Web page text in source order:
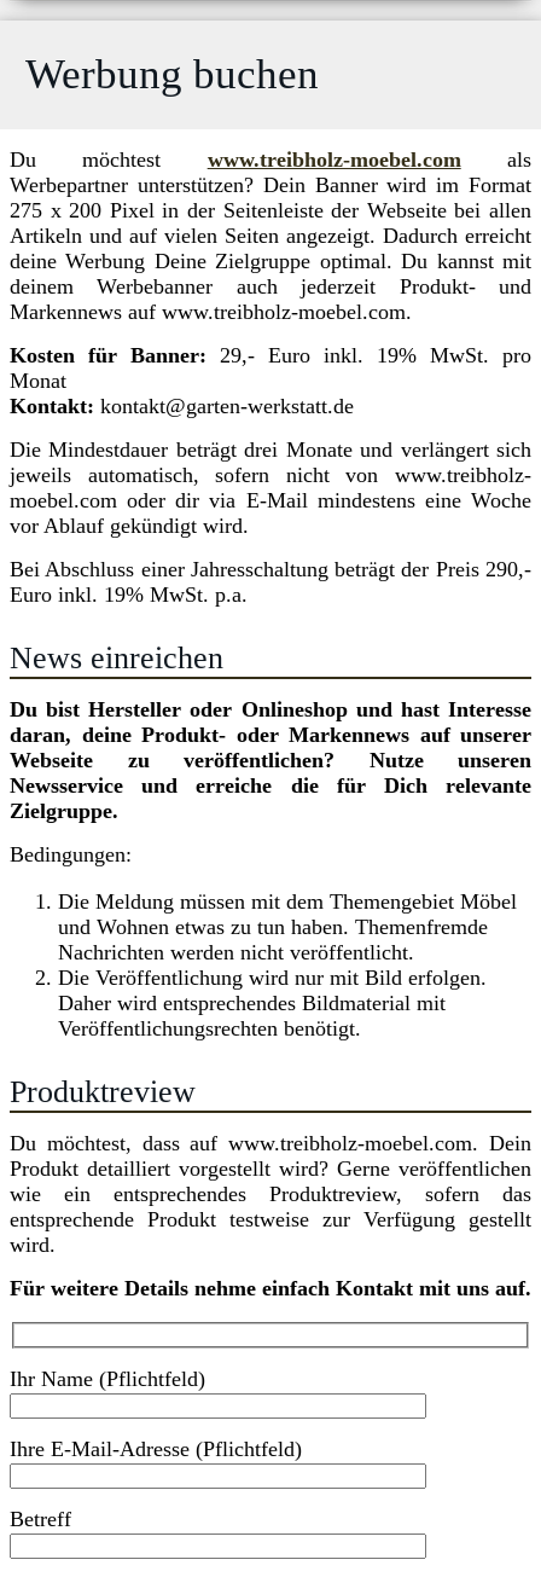
Werbung buchen
Du möchtest www.treibholz-moebel.comals
Werbepartner unterstützen? Dein Banner wird im Format
275 x 200 Pixel in der Seitenleiste der Webseite bei allen
Artikeln und auf vielen Seiten angezeigt. Dadurch erreicht
deine Werbung Deine Zielgruppe optimal. Du kannst mit
deinem Werbebanner auch jederzeit Produkt- und
Markennews auf www.treibholz-moebel.com.
Kosten für Banner: 29,- Euro inkl. 19% MwSt. pro
Monat
Kontakt: kontakt@garten-werkstatt.de
Die Mindestdauer beträgt drei Monate und verlängert sich
jeweils automatisch, sofern nicht von www.treibholz-
moebel.com oder dir via E-Mail mindestens eine Woche
vor Ablauf gekündigt wird.
Bei Abschluss einer Jahresschaltung beträgt der Preis 290,-
Euro inkl. 19% MwSt. p.a.
News einreichen
Du bist Hersteller oder Onlineshop und hast Interesse
daran, deine Produkt- oder Markennews auf unserer
Webseite zu veröffentlichen? Nutze unseren
Newsservice und erreiche die für Dich relevante
Zielgruppe.
Bedingungen:
Die Meldung müssen mit dem Themengebiet Möbel
und Wohnen etwas zu tun haben. Themenfremde
Nachrichten werden nicht veröffentlicht.
Die Veröffentlichung wird nur mit Bild erfolgen.
Daher wird entsprechendes Bildmaterial mit
Veröffentlichungsrechten benötigt.
Produktreview
Du möchtest, dass auf www.treibholz-moebel.com. Dein
Produkt detailliert vorgestellt wird? Gerne veröffentlichen
wie ein entsprechendes Produktreview, sofern das
entsprechende Produkt testweise zur Verfügung gestellt
wird.
Für weitere Details nehme einfach Kontakt mit uns auf.
Ihr Name (Pflichtfeld)
Ihre E-Mail-Adresse (Pflichtfeld)
Betreff